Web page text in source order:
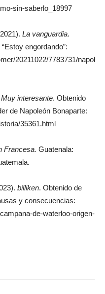
sin-saberlo_18997
La vanguardia.
engordando”:
20211022/7783731/napol
Muy interesante. Obtenido
de Napoleón Bonaparte:
35361.html
Francesa. Guatenala:
billiken. Obtenido de
y consecuencias:
de-waterloo-origen-